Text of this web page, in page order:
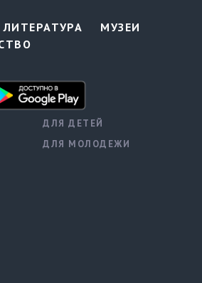
ЛИТЕРАТУРА
МУЗЕИ
ДЛЯ ДЕТЕЙ
ДЛЯ МОЛОДЕЖИ